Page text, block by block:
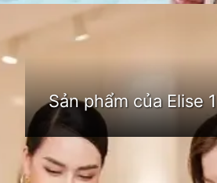
Sản phẩm của Elise 1